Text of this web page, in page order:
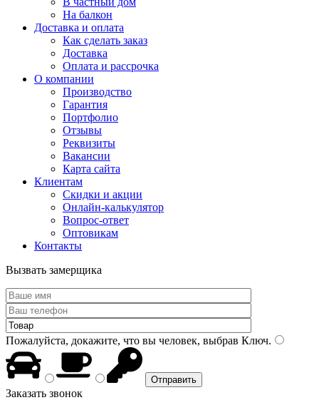
На балкон
Доставка и оплата
Как сделать заказ
Доставка
Оплата и рассрочка
О компании
Производство
Гарантия
Портфолио
Отзывы
Реквизиты
Вакансии
Карта сайта
Клиентам
Скидки и акции
Онлайн-калькулятор
Вопрос-ответ
Оптовикам
Контакты
Вызвать замерщика
Пожалуйста, докажите, что вы человек, выбрав Ключ.
Заказать звонок